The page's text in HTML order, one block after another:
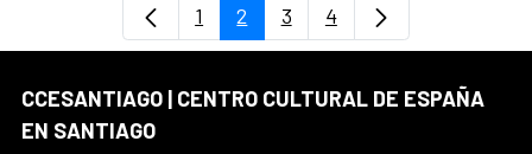
Página
1 Página
2 Página
3 Página
4
CCESANTIAGO | CENTRO CULTURAL DE ESPAÑA
EN SANTIAGO